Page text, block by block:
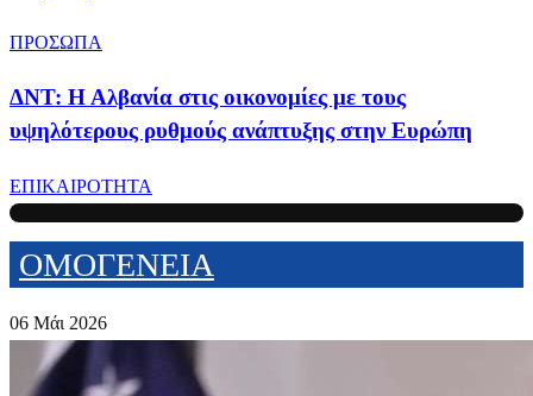
ΠΡΟΣΩΠΑ
ΔΝΤ: Η Αλβανία στις οικονομίες με τους
υψηλότερους ρυθμούς ανάπτυξης στην Ευρώπη
ΕΠΙΚΑΙΡΟΤΗΤΑ
ΟΜΟΓΕΝΕΙΑ
06 Μάι 2026